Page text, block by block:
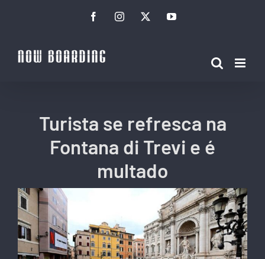
conteúdo
FacebookInstagramTwitterYouTube
Turista se refresca na
Fontana di Trevi e é
multado